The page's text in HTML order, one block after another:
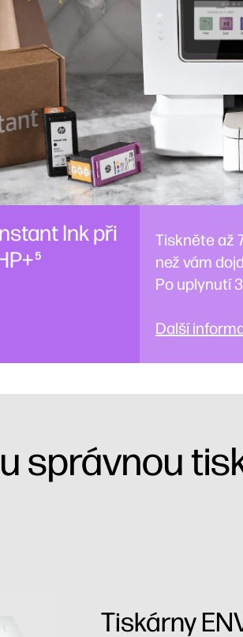
Ink při
5
Tiskněte až
než vám
Po uplynutí
Další
správnou
Tiskárny